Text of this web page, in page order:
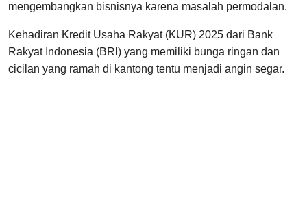
mengembangkan bisnisnya karena masalah permodalan.
Kehadiran Kredit Usaha Rakyat (KUR) 2025 dari Bank
Rakyat Indonesia (BRI) yang memiliki bunga ringan dan
cicilan yang ramah di kantong tentu menjadi angin segar.